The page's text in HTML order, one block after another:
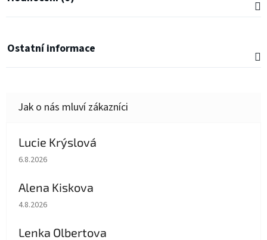
Ostatní informace
Lucie Krýslová
Hodnocení obchodu je 5 z 5 hvězdiček.
6.8.2026
Alena Kiskova
Hodnocení obchodu je 5 z 5 hvězdiček.
4.8.2026
Lenka Olbertova